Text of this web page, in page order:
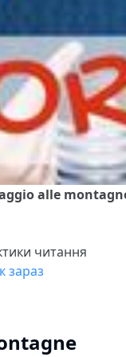
alle
читання
зараз